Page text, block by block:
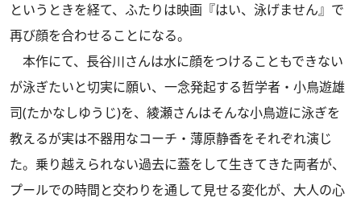
というときを経て、ふたりは映画『はい、泳げません』で
再び顔を合わせることになる。
本作にて、長谷川さんは水に顔をつけることもできない
が泳ぎたいと切実に願い、一念発起する哲学者・小鳥遊雄
司(たかなしゆうじ)を、綾瀬さんはそんな小鳥遊に泳ぎを
教えるが実は不器用なコーチ・薄原静香をそれぞれ演じ
た。乗り越えられない過去に蓋をして生きてきた両者が、
プールでの時間と交わりを通して見せる変化が、大人の心